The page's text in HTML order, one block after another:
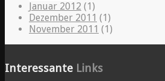
Januar 2012 (1)
Dezember 2011 (1)
November 2011 (1)
Interessante Links